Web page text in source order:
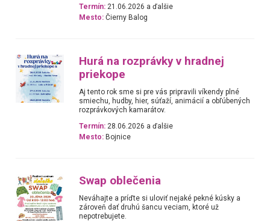
Termín: 21.06.2026 a ďalšie
Mesto: Čierny Balog
Hurá na rozprávky v hradnej
priekope
Aj tento rok sme si pre vás pripravili víkendy plné
smiechu, hudby, hier, súťaží, animácií a obľúbených
rozprávkových kamarátov.
Termín: 28.06.2026 a ďalšie
Mesto: Bojnice
Swap oblečenia
Neváhajte a príďte si uloviť nejaké pekné kúsky a
zároveň dať druhú šancu veciam, ktoré už
nepotrebujete.